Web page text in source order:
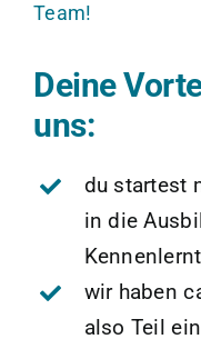
Team!
Deine
uns:
du startest
in die
wir haben
also Teil